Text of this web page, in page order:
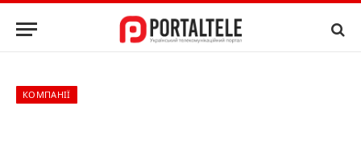
КОМПАНІЇ